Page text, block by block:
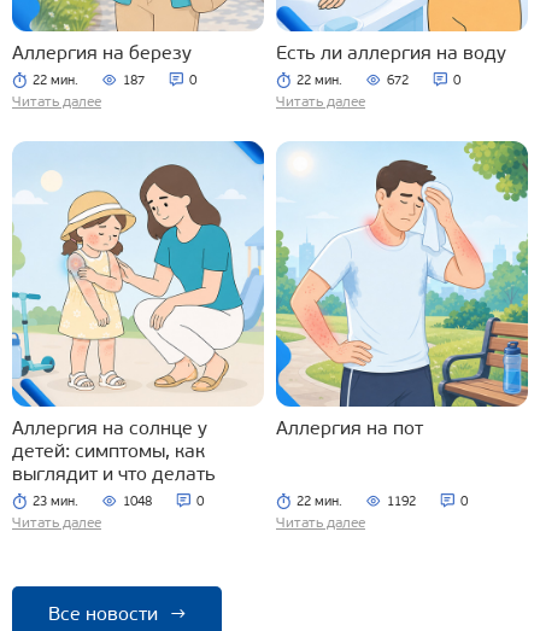
Аллергия на березу
22 мин. 187 0
Читать далее
Есть ли аллергия на воду
22 мин. 672 0
Читать далее
Аллергия на солнце у
детей: симптомы, как
выглядит и что делать
23 мин. 1048 0
Читать далее
Аллергия на пот
22 мин. 1192 0
Читать далее
Все новости →